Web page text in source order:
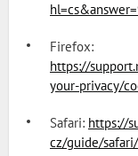
Firefox:
https://
your-privacy/
Safari: https://
cz/guide/